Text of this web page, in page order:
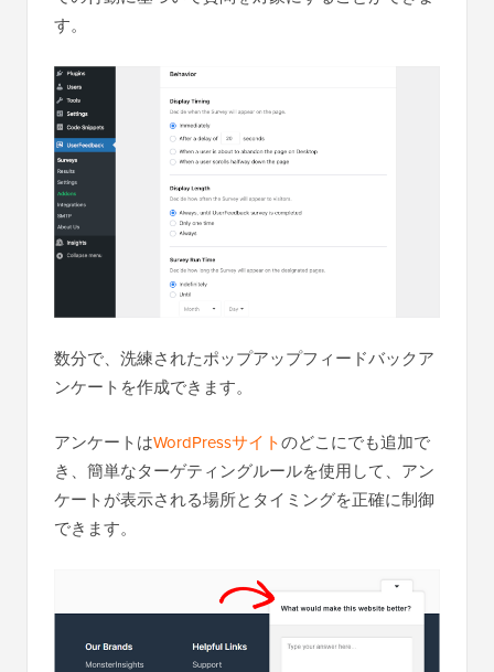
す。
数分で、洗練されたポップアップフィードバックア
ンケートを作成できます。
アンケートはWordPressサイトのどこにでも追加で
き、簡単なターゲティングルールを使用して、アン
ケートが表示される場所とタイミングを正確に制御
できます。